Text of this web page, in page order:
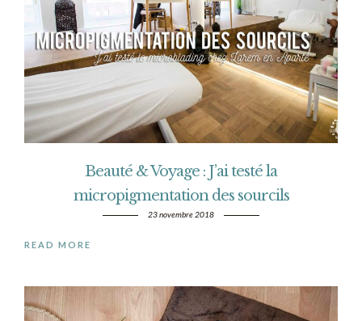
Beauté & Voyage : J’ai testé la
micropigmentation des sourcils
23 novembre 2018
READ MORE